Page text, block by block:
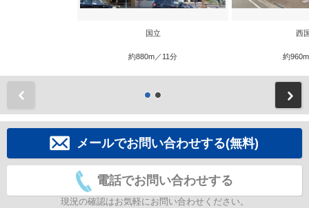
国立
約880m／11分
西
約
メールでお問い合わせする(無料)
電話でお問い合わせする
現況の確認はお気軽にお問い合わせください。